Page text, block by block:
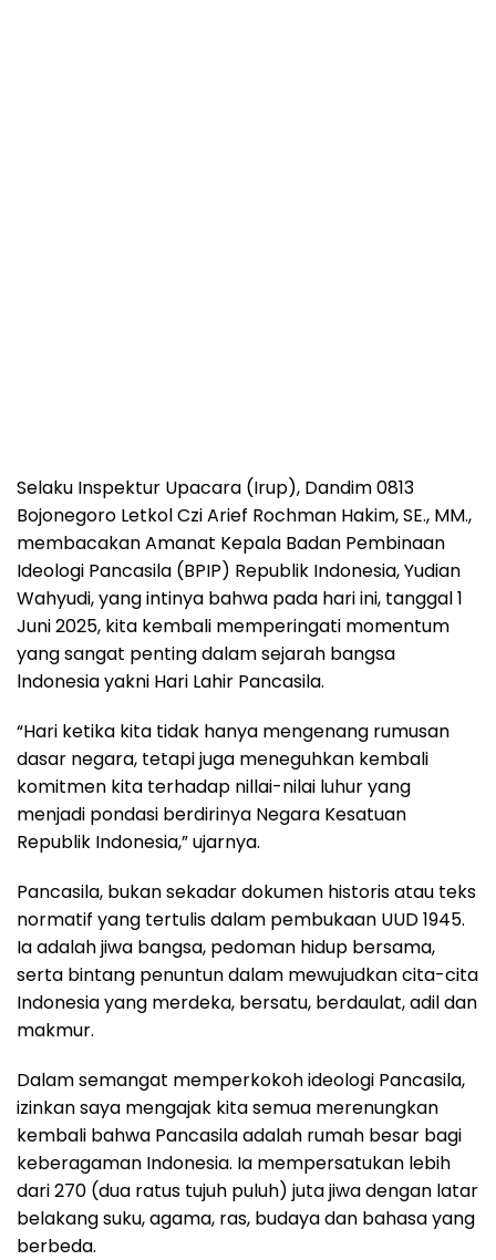
Selaku Inspektur Upacara (Irup), Dandim 0813
Bojonegoro Letkol Czi Arief Rochman Hakim, SE., MM.,
membacakan Amanat Kepala Badan Pembinaan
Ideologi Pancasila (BPIP) Republik Indonesia, Yudian
Wahyudi, yang intinya bahwa pada hari ini, tanggal 1
Juni 2025, kita kembali memperingati momentum
yang sangat penting dalam sejarah bangsa
lndonesia yakni Hari Lahir Pancasila.
“Hari ketika kita tidak hanya mengenang rumusan
dasar negara, tetapi juga meneguhkan kembali
komitmen kita terhadap nillai-nilai luhur yang
menjadi pondasi berdirinya Negara Kesatuan
Republik Indonesia,” ujarnya.
Pancasila, bukan sekadar dokumen historis atau teks
normatif yang tertulis dalam pembukaan UUD 1945.
Ia adalah jiwa bangsa, pedoman hidup bersama,
serta bintang penuntun dalam mewujudkan cita-cita
Indonesia yang merdeka, bersatu, berdaulat, adil dan
makmur.
Dalam semangat memperkokoh ideologi Pancasila,
izinkan saya mengajak kita semua merenungkan
kembali bahwa Pancasila adalah rumah besar bagi
keberagaman Indonesia. Ia mempersatukan lebih
dari 270 (dua ratus tujuh puluh) juta jiwa dengan latar
belakang suku, agama, ras, budaya dan bahasa yang
berbeda.